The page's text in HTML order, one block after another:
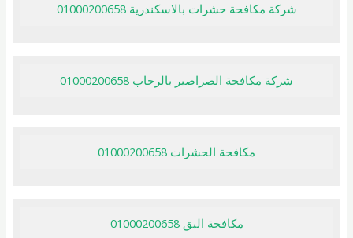
شركة مكافحة حشرات بالاسكندرية 01000200658
شركة مكافحة الصراصير بالرحاب 01000200658
مكافحة الحشرات 01000200658
مكافحة البق 01000200658